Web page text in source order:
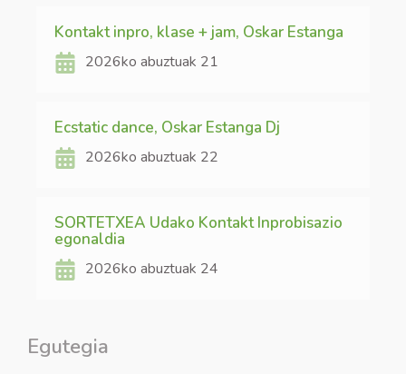
Kontakt inpro, klase + jam, Oskar Estanga
2026ko abuztuak 21
Ecstatic dance, Oskar Estanga Dj
2026ko abuztuak 22
SORTETXEA Udako Kontakt Inprobisazio
egonaldia
2026ko abuztuak 24
Egutegia